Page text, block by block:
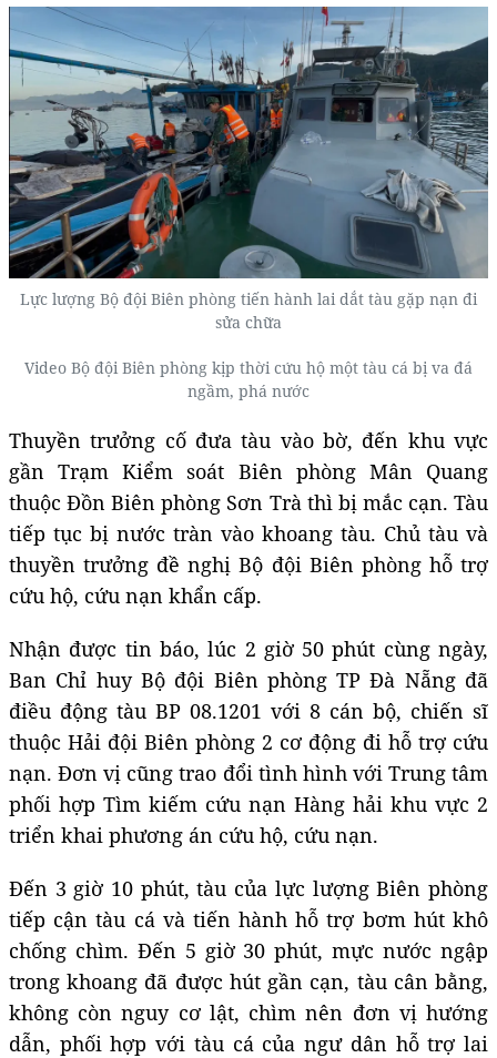
Lực lượng Bộ đội Biên phòng tiến hành lai dắt tàu gặp nạn đi
sửa chữa
Video Bộ đội Biên phòng kịp thời cứu hộ một tàu cá bị va đá
ngầm, phá nước
Thuyền trưởng cố đưa tàu vào bờ, đến khu vực
gần Trạm Kiểm soát Biên phòng Mân Quang
thuộc Đồn Biên phòng Sơn Trà thì bị mắc cạn. Tàu
tiếp tục bị nước tràn vào khoang tàu. Chủ tàu và
thuyền trưởng đề nghị Bộ đội Biên phòng hỗ trợ
cứu hộ, cứu nạn khẩn cấp.
Nhận được tin báo, lúc 2 giờ 50 phút cùng ngày,
Ban Chỉ huy Bộ đội Biên phòng TP Đà Nẵng đã
điều động tàu BP 08.1201 với 8 cán bộ, chiến sĩ
thuộc Hải đội Biên phòng 2 cơ động đi hỗ trợ cứu
nạn. Đơn vị cũng trao đổi tình hình với Trung tâm
phối hợp Tìm kiếm cứu nạn Hàng hải khu vực 2
triển khai phương án cứu hộ, cứu nạn.
Đến 3 giờ 10 phút, tàu của lực lượng Biên phòng
tiếp cận tàu cá và tiến hành hỗ trợ bơm hút khô
chống chìm. Đến 5 giờ 30 phút, mực nước ngập
trong khoang đã được hút gần cạn, tàu cân bằng,
không còn nguy cơ lật, chìm nên đơn vị hướng
dẫn, phối hợp với tàu cá của ngư dân hỗ trợ lai